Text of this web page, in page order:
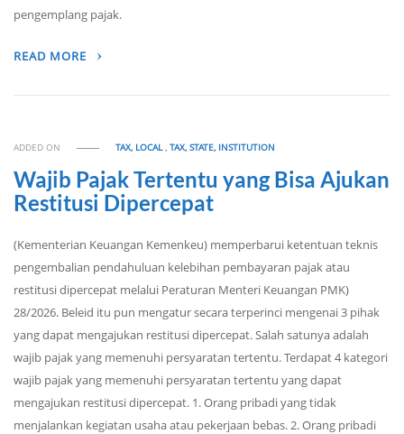
pengemplang pajak.
READ MORE
ADDED ON TAX, LOCAL,TAX, STATE, INSTITUTION
Wajib Pajak Tertentu yang Bisa Ajukan
Restitusi Dipercepat
(Kementerian Keuangan Kemenkeu) memperbarui ketentuan teknis
pengembalian pendahuluan kelebihan pembayaran pajak atau
restitusi dipercepat melalui Peraturan Menteri Keuangan PMK)
28/2026. Beleid itu pun mengatur secara terperinci mengenai 3 pihak
yang dapat mengajukan restitusi dipercepat. Salah satunya adalah
wajib pajak yang memenuhi persyaratan tertentu. Terdapat 4 kategori
wajib pajak yang memenuhi persyaratan tertentu yang dapat
mengajukan restitusi dipercepat. 1. Orang pribadi yang tidak
menjalankan kegiatan usaha atau pekerjaan bebas. 2. Orang pribadi